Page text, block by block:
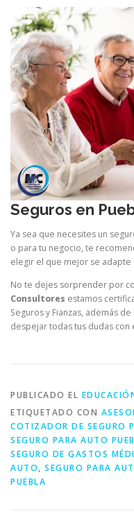
Seguros en
Ya sea que necesites un
o para tu negocio, te
elegir el que mejor se adapte
No te dejes sorprender por
Consultores estamos
Seguros y Fianzas, además
despejar todas tus dudas
PUBLICADO EL
ETIQUETADO CON
COTIZADOR DE SEGURO
SEGURO PARA AUTO
SEGURO DE GASTOS
AUTO, SEGURO PARA
PUEBLA